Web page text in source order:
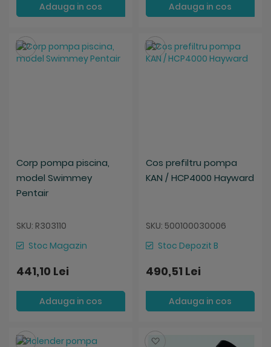
Adauga in cos Adauga in cos
Corp pompa piscina,
model Swimmey
Pentair
SKU: R303110
Stoc Magazin
441,10 Lei
Adauga in cos
Salveaza
Cos prefiltru pompa
KAN / HCP4000 Hayward
SKU: 500100030006
Stoc Depozit B
490,51 Lei
Adauga in cos
Salveaza
Salveaza